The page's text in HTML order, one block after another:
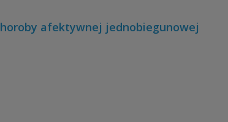
afektywnej jednobiegunowej